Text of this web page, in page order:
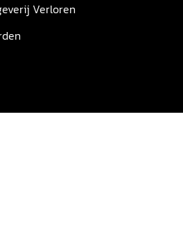
Verloren